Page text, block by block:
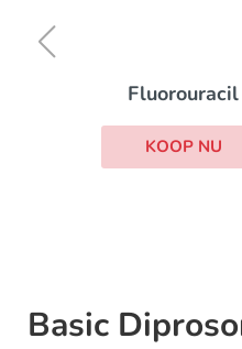
Loxazol
KOOP NU
Basic